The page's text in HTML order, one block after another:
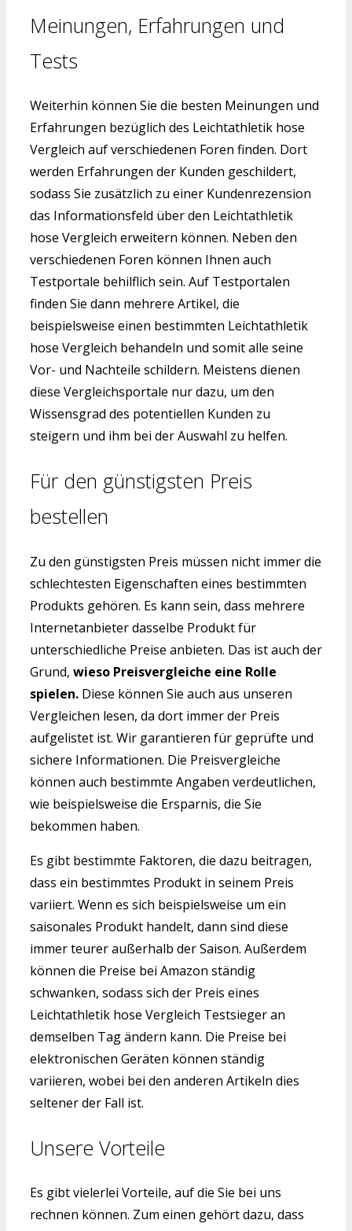
Meinungen, Erfahrungen und
Tests
Weiterhin können Sie die besten Meinungen und
Erfahrungen bezüglich des Leichtathletik hose
Vergleich auf verschiedenen Foren finden. Dort
werden Erfahrungen der Kunden geschildert,
sodass Sie zusätzlich zu einer Kundenrezension
das Informationsfeld über den Leichtathletik
hose Vergleich erweitern können. Neben den
verschiedenen Foren können Ihnen auch
Testportale behilflich sein. Auf Testportalen
finden Sie dann mehrere Artikel, die
beispielsweise einen bestimmten Leichtathletik
hose Vergleich behandeln und somit alle seine
Vor- und Nachteile schildern. Meistens dienen
diese Vergleichsportale nur dazu, um den
Wissensgrad des potentiellen Kunden zu
steigern und ihm bei der Auswahl zu helfen.
Für den günstigsten Preis
bestellen
Zu den günstigsten Preis müssen nicht immer die
schlechtesten Eigenschaften eines bestimmten
Produkts gehören. Es kann sein, dass mehrere
Internetanbieter dasselbe Produkt für
unterschiedliche Preise anbieten. Das ist auch der
Grund, wieso Preisvergleiche eine Rolle
spielen. Diese können Sie auch aus unseren
Vergleichen lesen, da dort immer der Preis
aufgelistet ist. Wir garantieren für geprüfte und
sichere Informationen. Die Preisvergleiche
können auch bestimmte Angaben verdeutlichen,
wie beispielsweise die Ersparnis, die Sie
bekommen haben.
Es gibt bestimmte Faktoren, die dazu beitragen,
dass ein bestimmtes Produkt in seinem Preis
variiert. Wenn es sich beispielsweise um ein
saisonales Produkt handelt, dann sind diese
immer teurer außerhalb der Saison. Außerdem
können die Preise bei Amazon ständig
schwanken, sodass sich der Preis eines
Leichtathletik hose Vergleich Testsieger an
demselben Tag ändern kann. Die Preise bei
elektronischen Geräten können ständig
variieren, wobei bei den anderen Artikeln dies
seltener der Fall ist.
Unsere Vorteile
Es gibt vielerlei Vorteile, auf die Sie bei uns
rechnen können. Zum einen gehört dazu, dass